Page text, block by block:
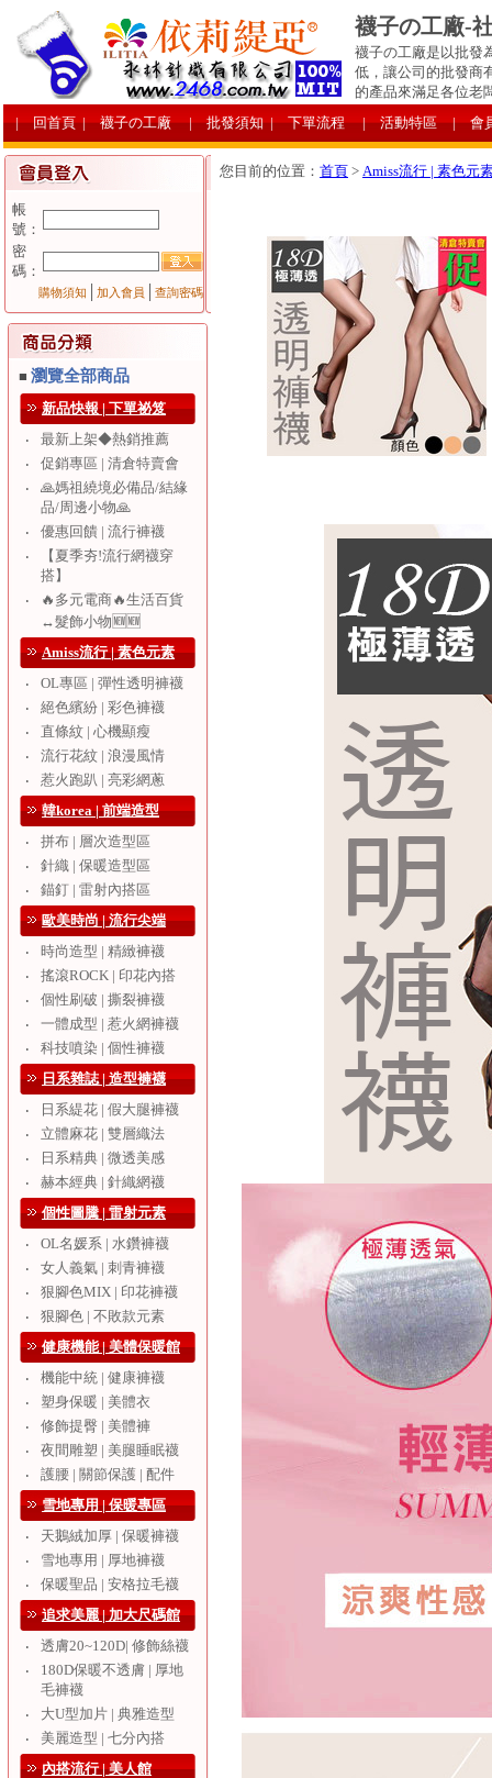
襪子の工廠-
襪子の工廠是以批發
低，讓公司的批發商
的產品來滿足各位老
| 回首頁 | 襪子の工廠 | 批發須知 | 下單流程 | 活動特區 | 會
帳
號：
密
碼：
購物須知 加入會員 查詢密碼
■ 瀏覽全部商品
新品快報 | 下單祕笈
‧
最新上架◆熱銷推薦
‧
促銷專區 | 清倉特賣會
‧
🙏媽祖繞境必備品/結緣
品/周邊小物🙏
‧
優惠回饋 | 流行褲襪
‧
【夏季夯!流行網襪穿
搭】
‧
🔥多元電商🔥生活百貨
↔️髮飾小物🆕🆕
Amiss流行 | 素色元素
‧
OL專區 | 彈性透明褲襪
‧
絕色繽紛 | 彩色褲襪
‧
直條紋 | 心機顯瘦
‧
流行花紋 | 浪漫風情
‧
惹火跑趴 | 亮彩網蔥
韓korea | 前端造型
‧
拼布 | 層次造型區
‧
針織 | 保暖造型區
‧
錨釘 | 雷射內搭區
歐美時尚 | 流行尖端
‧
時尚造型 | 精緻褲襪
‧
搖滾ROCK | 印花內搭
‧
個性刷破 | 撕裂褲襪
‧
一體成型 | 惹火網褲襪
‧
科技噴染 | 個性褲襪
日系雜誌 | 造型褲襪
‧
日系緹花 | 假大腿褲襪
‧
立體麻花 | 雙層織法
‧
日系精典 | 微透美感
‧
赫本經典 | 針織網襪
個性圖騰 | 雷射元素
‧
OL名媛系 | 水鑽褲襪
‧
女人義氣 | 刺青褲襪
‧
狠腳色MIX | 印花褲襪
‧
狠腳色 | 不敗款元素
健康機能 | 美體保暖館
‧
機能中統 | 健康褲襪
‧
塑身保暖 | 美體衣
‧
修飾提臀 | 美體褲
‧
夜間雕塑 | 美腿睡眠襪
‧
護腰 | 關節保護 | 配件
雪地專用 | 保暖專區
‧
天鵝絨加厚 | 保暖褲襪
‧
雪地專用 | 厚地褲襪
‧
保暖聖品 | 安格拉毛襪
追求美麗 | 加大尺碼館
‧
透膚20~120D| 修飾絲襪
‧
180D保暖不透膚 | 厚地
毛褲襪
‧
大U型加片 | 典雅造型
‧
美麗造型 | 七分內搭
內搭流行 | 美人館
您目前的位置： 首頁 > Amiss流行 | 素色元